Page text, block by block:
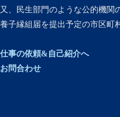
又、民生部門のような公的機関
養子縁組届を提出予定の市区町
仕事の依頼&自己紹介へ
お問合わせ